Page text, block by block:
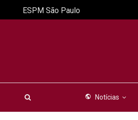
public Notícias
ESPM São Paulo